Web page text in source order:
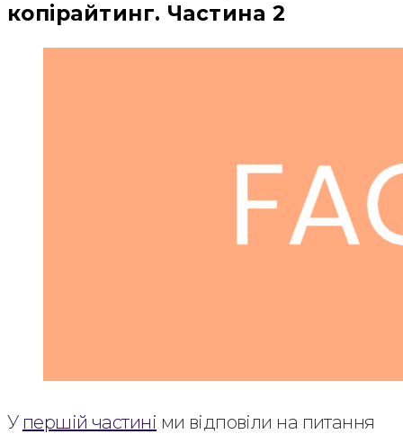
копірайтинг. Частина 2
У першій частині ми відповіли на питання